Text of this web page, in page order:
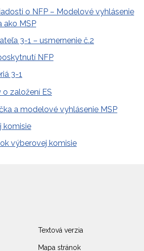
o NFP – Modelové vyhlásenie
ako MSP
3-1 – usmernenie č.2
NFP
3-1
o založení ES
a modelové vyhlásenie MSP
komisie
výberovej komisie
Textová verzia
Mapa stránok